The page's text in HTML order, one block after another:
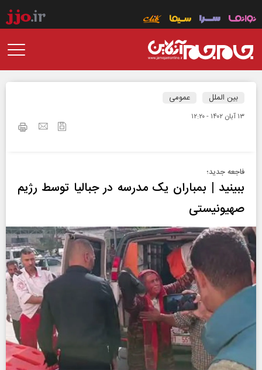
بین الملل عمومی
۱۳ آبان ۱۴۰۲ - ۱۲:۲۰
فاجعه جدید؛
ببینید | بمباران یک مدرسه در جبالیا توسط رژیم
صهیونیستی